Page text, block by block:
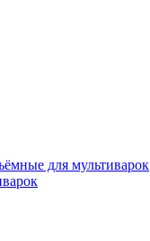
для мультиварок